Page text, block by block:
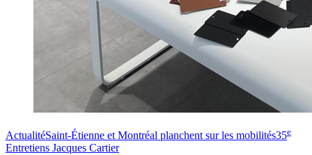
ActualitéSaint-Étienne et Montréal planchent sur les mobilités35e
Entretiens Jacques Cartier